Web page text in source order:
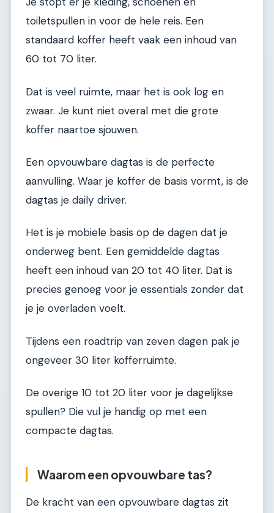
toiletspullen in voor de hele reis. Een
standaard koffer heeft vaak een inhoud van
60 tot 70 liter.
Dat is veel ruimte, maar het is ook log en
zwaar. Je kunt niet overal met die grote
koffer naartoe sjouwen.
Een opvouwbare dagtas is de perfecte
aanvulling. Waar je koffer de basis vormt, is de
dagtas je daily driver.
Het is je mobiele basis op de dagen dat je
onderweg bent. Een gemiddelde dagtas
heeft een inhoud van 20 tot 40 liter. Dat is
precies genoeg voor je essentials zonder dat
je je overladen voelt.
Tijdens een roadtrip van zeven dagen pak je
ongeveer 30 liter kofferruimte.
De overige 10 tot 20 liter voor je dagelijkse
spullen? Die vul je handig op met een
compacte dagtas.
Waarom een opvouwbare tas?
De kracht van een opvouwbare dagtas zit